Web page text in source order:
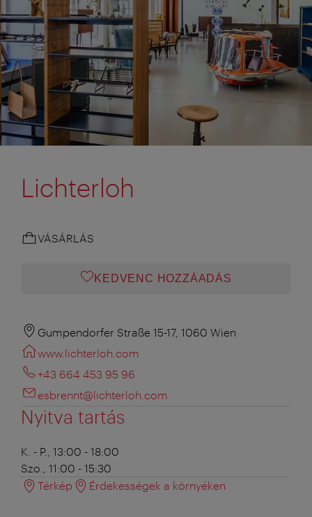
Lichterloh
VÁSÁRLÁS
KEDVENC HOZZÁADÁS
Gumpendorfer Straße 15-17, 1060 Wien
www.lichterloh.com
+43 664 453 95 96
esbrennt@lichterloh.com
Nyitva tartás
K. - P., 13:00 - 18:00
Szo., 11:00 - 15:30
Térkép
Érdekességek a környéken